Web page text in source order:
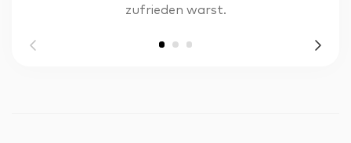
zufrieden warst.